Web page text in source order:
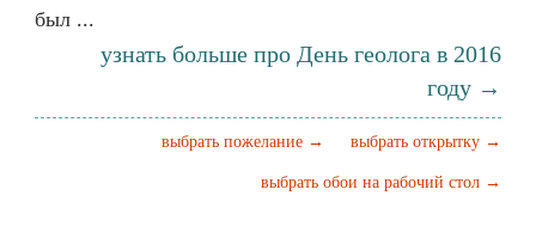
был ...
узнать больше про День геолога в 2016
году →
выбрать открытку →
выбрать пожелание →
выбрать обои на рабочий стол →